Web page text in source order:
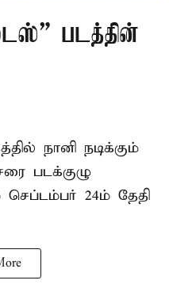
படத்தின்
நானி நடிக்கும்
படக்குழு
செப்டம்பர் 24ம் தேதி